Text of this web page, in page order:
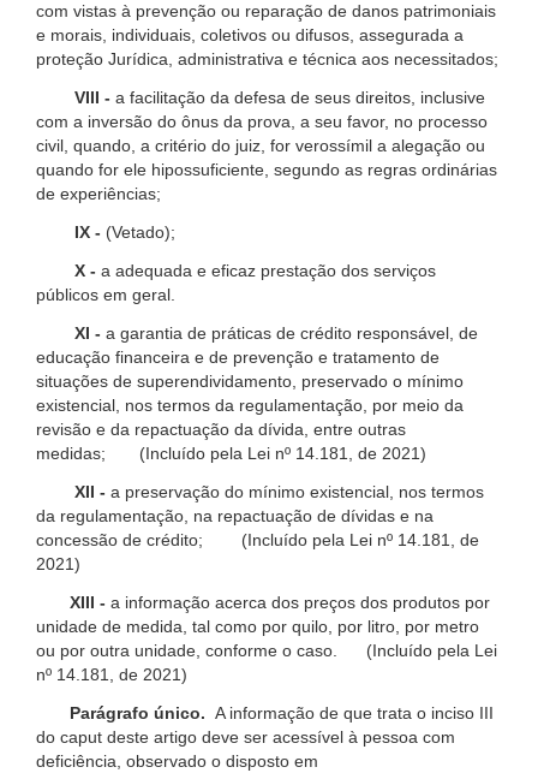
com vistas à prevenção ou reparação de danos patrimoniais
e morais, individuais, coletivos ou difusos, assegurada a
proteção Jurídica, administrativa e técnica aos necessitados;
VIII - a facilitação da defesa de seus direitos, inclusive
com a inversão do ônus da prova, a seu favor, no processo
civil, quando, a critério do juiz, for verossímil a alegação ou
quando for ele hipossuficiente, segundo as regras ordinárias
de experiências;
IX - (Vetado);
X - a adequada e eficaz prestação dos serviços
públicos em geral.
XI - a garantia de práticas de crédito responsável, de
educação financeira e de prevenção e tratamento de
situações de superendividamento, preservado o mínimo
existencial, nos termos da regulamentação, por meio da
revisão e da repactuação da dívida, entre outras
medidas; (Incluído pela Lei nº 14.181, de 2021)
XII - a preservação do mínimo existencial, nos termos
da regulamentação, na repactuação de dívidas e na
concessão de crédito; (Incluído pela Lei nº 14.181, de
2021)
XIII - a informação acerca dos preços dos produtos por
unidade de medida, tal como por quilo, por litro, por metro
ou por outra unidade, conforme o caso. (Incluído pela Lei
nº 14.181, de 2021)
Parágrafo único. A informação de que trata o inciso III
do caput deste artigo deve ser acessível à pessoa com
deficiência, observado o disposto em